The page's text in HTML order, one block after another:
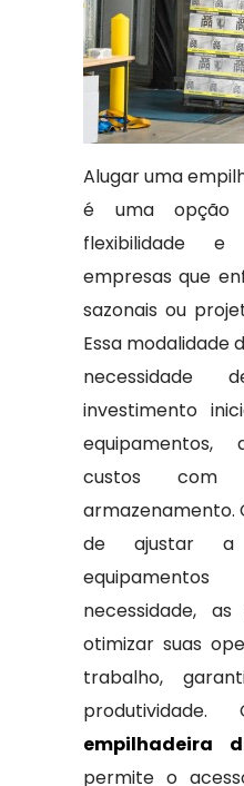
Alugar uma
é uma opção
flexibilidade
empresas que
sazonais ou
Essa modalidade
investimento
custos com
armazenamento.
de ajustar a
necessidade,
otimizar suas
trabalho,
empilhadeira
permite o